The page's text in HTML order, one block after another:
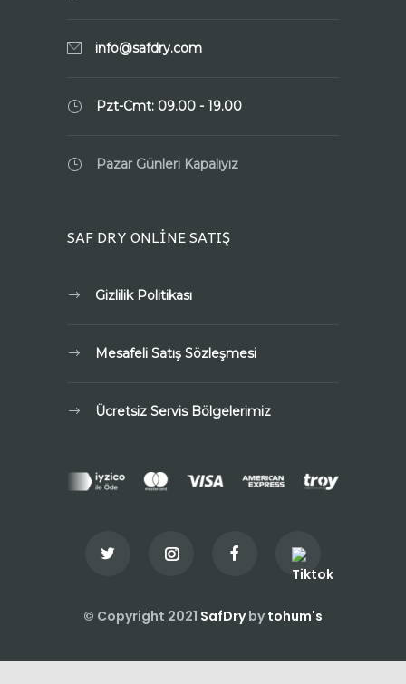
info@safdry.com
Pzt-Cmt: 09.00 - 19.00
Pazar Günleri Kapalıyız
SAF DRY ONLİNE SATIŞ
Gizlilik Politikası
Mesafeli Satış Sözleşmesi
Ücretsiz Servis Bölgelerimiz
© Copyright 2021 SafDrybytohum's